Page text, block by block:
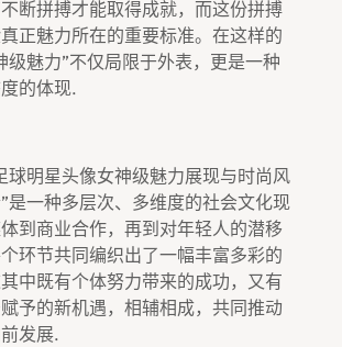
断拼搏才能取得成就，而这份拼搏
正魅力所在的重要标准。在这样的
级魅力”不仅局限于外表，更是一种
的体现.
球明星头像女神级魅力展现与时尚风
是一种多层次、多维度的社会文化现
到商业合作，再到对年轻人的潜移
环节共同编织出了一幅丰富多彩的
中既有个体努力带来的成功，又有
予的新机遇，相辅相成，共同推动
发展.